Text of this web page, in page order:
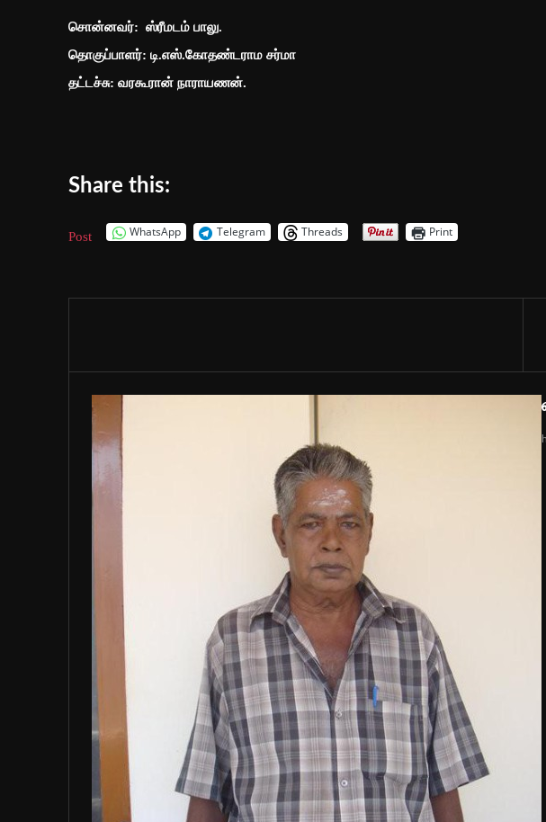
சொன்னவர்: ஸ்ரீமடம் பாலு.
தொகுப்பாளர்: டி.எஸ்.கோதண்டராம சர்மா
தட்டச்சு: வரகூரான் நாராயணன்.
Share this:
Post WhatsApp Telegram Threads Print